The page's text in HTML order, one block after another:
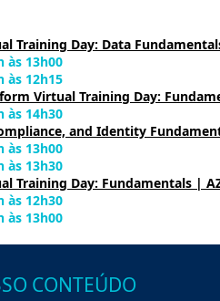
Training Day: Data
às 13h00
às 12h15
Virtual Training Day:
às 14h30
and Identity
às 13h00
às 13h30
Training Day: Fundamentals |
às 12h30
às 13h00
CONTEÚDO